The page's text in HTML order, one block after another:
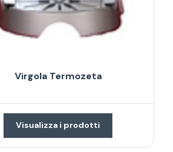
Virgola Termozeta
Visualizza i prodotti